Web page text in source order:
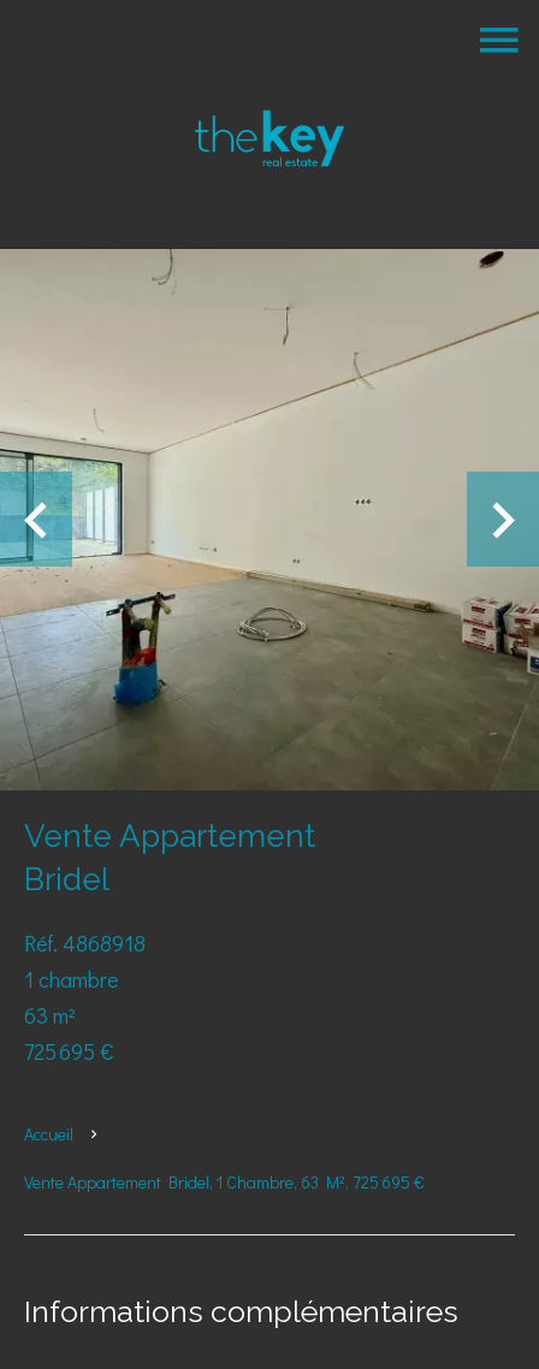
Vente Appartement
Bridel
Réf. 4868918
1 chambre
63 m²
725 695 €
Accueil
Vente Appartement Bridel, 1 Chambre, 63 M², 725 695 €
Informations complémentaires